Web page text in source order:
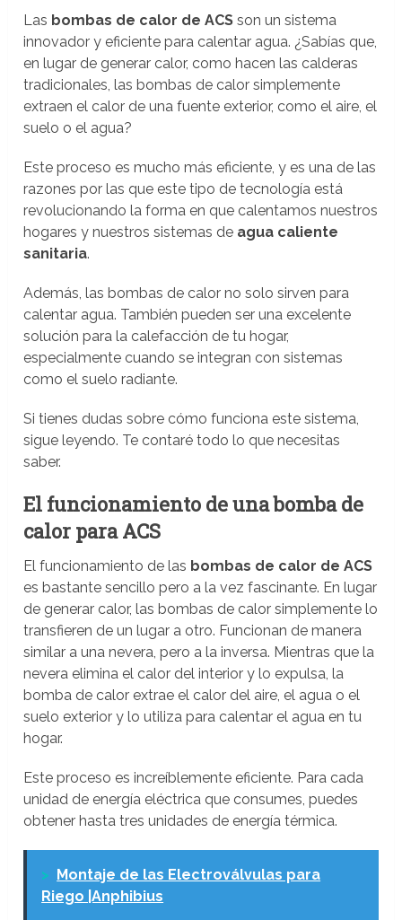
Las bombas de calor de ACS son un sistema
innovador y eficiente para calentar agua. ¿Sabías que,
en lugar de generar calor, como hacen las calderas
tradicionales, las bombas de calor simplemente
extraen el calor de una fuente exterior, como el aire, el
suelo o el agua?
Este proceso es mucho más eficiente, y es una de las
razones por las que este tipo de tecnología está
revolucionando la forma en que calentamos nuestros
hogares y nuestros sistemas de agua caliente
sanitaria.
Además, las bombas de calor no solo sirven para
calentar agua. También pueden ser una excelente
solución para la calefacción de tu hogar,
especialmente cuando se integran con sistemas
como el suelo radiante.
Si tienes dudas sobre cómo funciona este sistema,
sigue leyendo. Te contaré todo lo que necesitas
saber.
El funcionamiento de una bomba de
calor para ACS
El funcionamiento de las bombas de calor de ACS
es bastante sencillo pero a la vez fascinante. En lugar
de generar calor, las bombas de calor simplemente lo
transfieren de un lugar a otro. Funcionan de manera
similar a una nevera, pero a la inversa. Mientras que la
nevera elimina el calor del interior y lo expulsa, la
bomba de calor extrae el calor del aire, el agua o el
suelo exterior y lo utiliza para calentar el agua en tu
hogar.
Este proceso es increíblemente eficiente. Para cada
unidad de energía eléctrica que consumes, puedes
obtener hasta tres unidades de energía térmica.
>
Montaje de las Electroválvulas para
Riego |Anphibius